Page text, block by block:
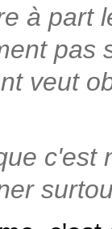
à part
pas
veut
c'est